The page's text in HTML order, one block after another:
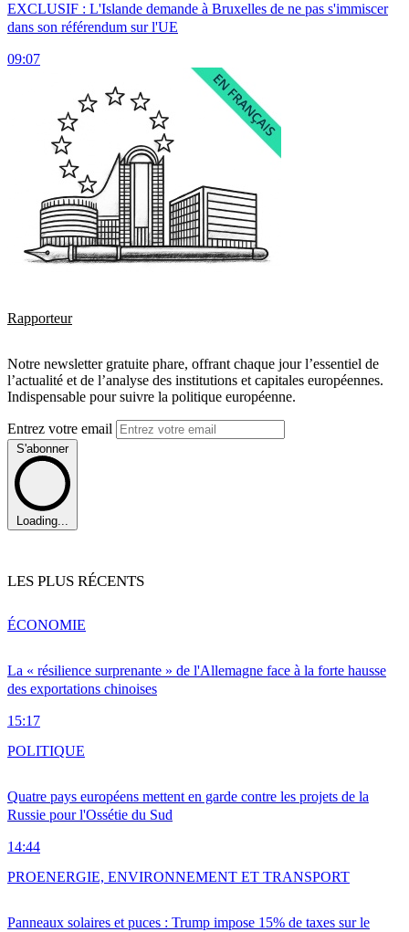
EXCLUSIF : L'Islande demande à Bruxelles de ne pas s'immiscer
dans son référendum sur l'UE
09:07
Rapporteur
Notre newsletter gratuite phare, offrant chaque jour l’essentiel de
l’actualité et de l’analyse des institutions et capitales européennes.
Indispensable pour suivre la politique européenne.
Entrez votre email
S'abonner
Loading...
LES PLUS RÉCENTS
La « résilience surprenante » de l'Allemagne face à la forte hausse
des exportations chinoises
15:17
ÉCONOMIE
Quatre pays européens mettent en garde contre les projets de la
Russie pour l'Ossétie du Sud
14:44
POLITIQUE
Panneaux solaires et puces : Trump impose 15% de taxes sur le
PROENERGIE, ENVIRONNEMENT ET TRANSPORT